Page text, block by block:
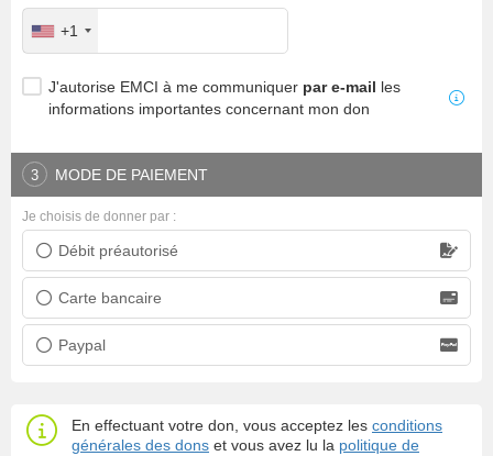
+1
J'autorise EMCI à me communiquer par e-mail les
informations importantes concernant mon don
3 MODE DE PAIEMENT
Débit préautorisé
Prélèvement bancaire
Carte bancaire
Carte bancaire
Paypal
Paypal
Je choisis de donner par :
En effectuant votre don, vous acceptez les conditions
générales des dons et vous avez lu la politique de